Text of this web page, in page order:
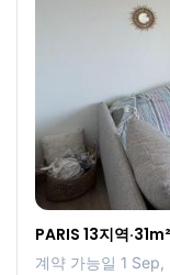
PARIS 13지역
계약 가능일 1